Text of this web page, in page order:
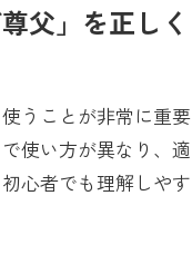
父」を正しく
うことが非常に重要
使い方が異なり、適
心者でも理解しやす